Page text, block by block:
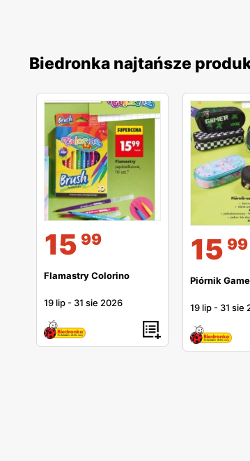
Biedronka najtańsze
15 99
Flamastry Colorino
19 lip - 31 sie 2026
15 99
Piórnik
19 lip - 31 sie